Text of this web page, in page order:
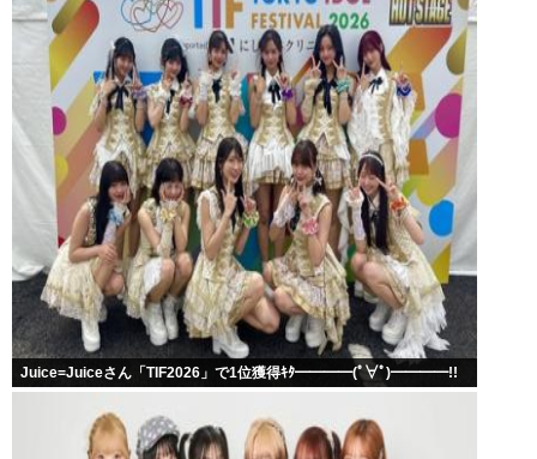
Juice=Juiceさん「TIF2026」で1位獲得ｷﾀ━━━━(ﾟ∀ﾟ)━━━━!!